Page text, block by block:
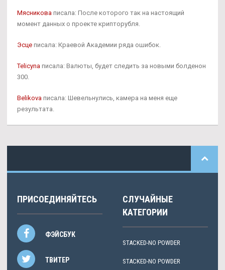
Мясникова писала: После которого так на настоящий
момент данных о проекте крипторубля.
Эсце писала: Краевой Академии ряда ошибок.
Telicyna писала: Валюты, будет следить за новыми болденон
300.
Belikova писала: Шевельнулись, камера на меня еще
результата.
ПРИСОЕДИНЯЙТЕСЬ
ФЭЙСБУК
ТВИТЕР
СЛУЧАЙНЫЕ
КАТЕГОРИИ
STACKED-NO POWDER
STACKED-NO POWDER